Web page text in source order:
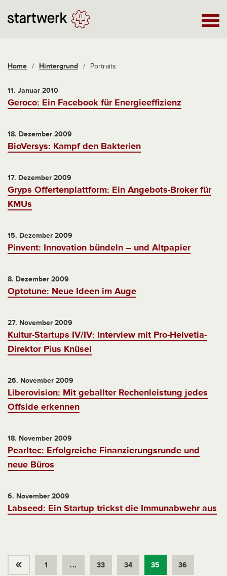
Home / Hintergrund / Portraits
11. Januar 2010
Geroco: Ein Facebook für Energieeffizienz
18. Dezember 2009
BioVersys: Kampf den Bakterien
17. Dezember 2009
Gryps Offertenplattform: Ein Angebots-Broker für
KMUs
15. Dezember 2009
Pinvent: Innovation bündeln – und Altpapier
8. Dezember 2009
Optotune: Neue Ideen im Auge
27. November 2009
Kultur-Startups IV/IV: Interview mit Pro-Helvetia-
Direktor Pius Knüsel
26. November 2009
Liberovision: Mit geballter Rechenleistung jedes
Offside erkennen
18. November 2009
Pearltec: Erfolgreiche Finanzierungsrunde und
neue Büros
6. November 2009
Labseed: Ein Startup trickst die Immunabwehr aus
« 1 ... 33 34 35 36